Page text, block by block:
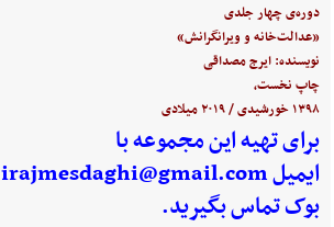
دوره‌ی چهار جلدی
«عدالت‌خانه و ویرانگرانش»
نویسنده: ایرج مصداقی
چاپ نخست،
۱۳۹۸ خورشیدی / ۲۰۱۹ میلادی
برای تهیه این مجموعه با
ایمیلirajmesdaghi@gmail.com
بوک تماس بگیرید.